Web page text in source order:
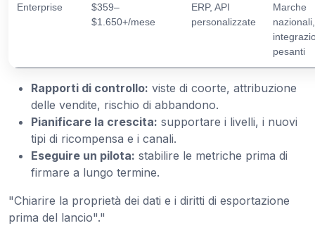
Enterprise
$359–
$1.650+/mese
ERP, API
personalizzate
Marche
nazionali,
pesanti
Rapporti di controllo: viste di coorte, attribuzione
delle vendite, rischio di abbandono.
Pianificare la crescita: supportare i livelli, i nuovi
tipi di ricompensa e i canali.
Eseguire un pilota: stabilire le metriche prima di
firmare a lungo termine.
"Chiarire la proprietà dei dati e i diritti di esportazione
prima del lancio"."